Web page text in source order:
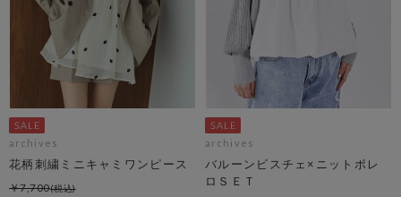
archives
花柄刺繍ミニキャミワンピース
￥7,700
archives
バルーンビスチェ×ニットボレ
ロＳＥＴ